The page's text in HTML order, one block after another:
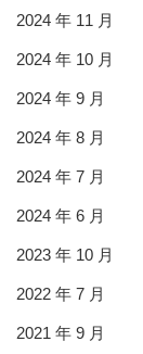
2024 年 11 月
2024 年 10 月
2024 年 9 月
2024 年 8 月
2024 年 7 月
2024 年 6 月
2023 年 10 月
2022 年 7 月
2021 年 9 月